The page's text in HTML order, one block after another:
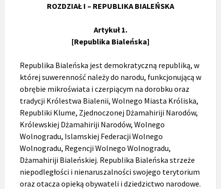
ROZDZIAŁ I – REPUBLIKA BIALEŃSKA
Artykuł 1.
[Republika Bialeńska]
Republika Bialeńska jest demokratyczną republiką, w
której suwerenność należy do narodu, funkcjonującą w
obrębie mikroświata i czerpiącym na dorobku oraz
tradycji Królestwa Bialenii, Wolnego Miasta Króliska,
Republiki Klume, Zjednoczonej Dżamahiriji Narodów,
Królewskiej Dżamahiriji Narodów, Wolnego
Wolnogradu, Islamskiej Federacji Wolnego
Wolnogradu, Regencji Wolnego Wolnogradu,
Dżamahiriji Bialeńskiej. Republika Bialeńska strzeże
niepodległości i nienaruszalności swojego terytorium
oraz otacza opieką obywateli i dziedzictwo narodowe.